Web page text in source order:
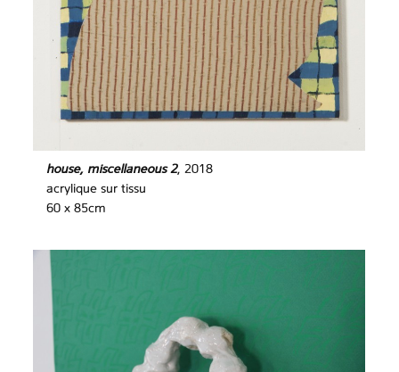
house, miscellaneous 2, 2018
acrylique sur tissu
60 x 85cm